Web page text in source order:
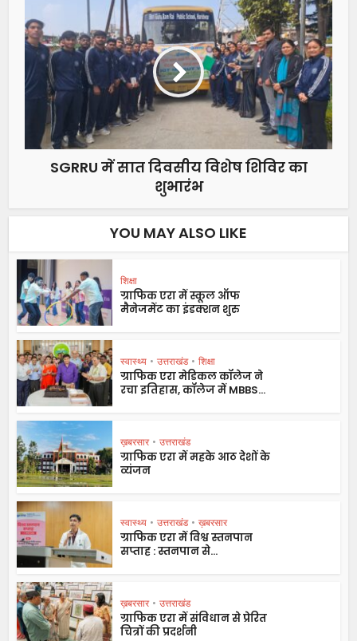
SGRRU में सात दिवसीय विशेष शिविर का
शुभारंभ
YOU MAY ALSO LIKE
शिक्षा
ग्राफिक एरा में स्कूल ऑफ
मैनेजमेंट का इंडक्शन शुरु
स्वास्थ्य • उत्तराखंड • शिक्षा
ग्राफिक एरा मेडिकल कॉलेज ने
रचा इतिहास, कॉलेज में MBBS...
ख़बरसार • उत्तराखंड
ग्राफिक एरा में महके आठ देशों के
व्यंजन
स्वास्थ्य • उत्तराखंड • ख़बरसार
ग्राफिक एरा में विश्व स्तनपान
सप्ताह : स्तनपान से...
ख़बरसार • उत्तराखंड
ग्राफिक एरा में संविधान से प्रेरित
चित्रों की प्रदर्शनी